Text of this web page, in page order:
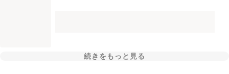
続きをもっと見る